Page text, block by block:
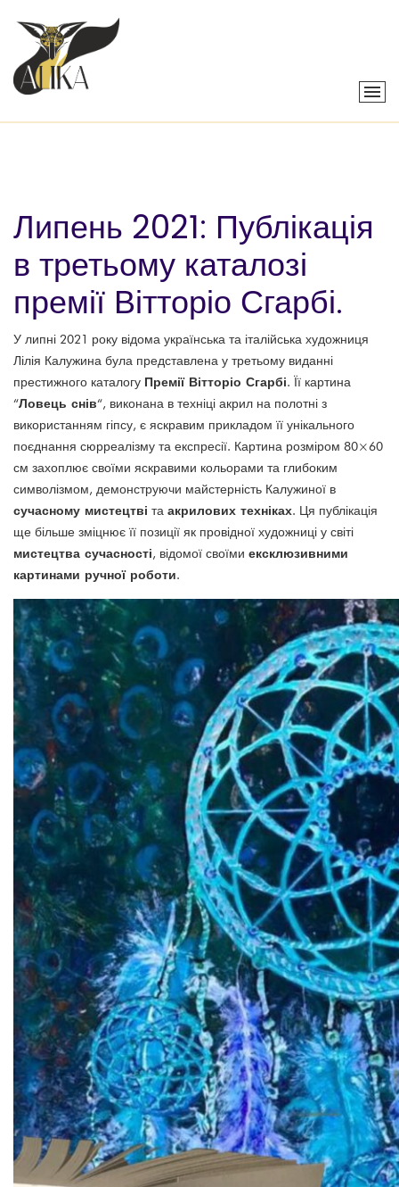
Липень 2021: Публікація
в третьому каталозі
премії Вітторіо Сгарбі.
У липні 2021 року відома українська та італійська художниця
Лілія Калужина була представлена у третьому виданні
престижного каталогу Премії Вітторіо Сгарбі. Її картина
“Ловець снів“, виконана в техніці акрил на полотні з
використанням гіпсу, є яскравим прикладом її унікального
поєднання сюрреалізму та експресії. Картина розміром 80×60
см захоплює своїми яскравими кольорами та глибоким
символізмом, демонструючи майстерність Калужиної в
сучасному мистецтві та акрилових техніках. Ця публікація
ще більше зміцнює її позиції як провідної художниці у світі
мистецтва сучасності, відомої своїми ексклюзивними
картинами ручної роботи.